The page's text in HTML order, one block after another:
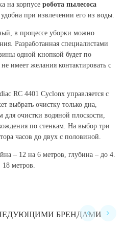
на корпусе робота пылесоса
удобна при извлечении его из воды.
в процессе уборки можно
Разработанная специалистами
одной кнопкой будет по
имеет желания контактировать с
RC 4401 Cyclonx управляется с
выбрать очистку только дна,
для очистки водяной плоскости,
по стенкам. На выбор три
часов до двух с половиной.
– 12 на 6 метров, глубина – до 4.
метров.
БРЕНДАМИ